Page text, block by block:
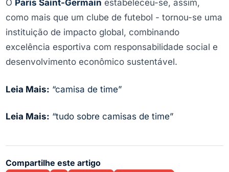
O Paris Saint-Germain estabeleceu-se, assim,
como mais que um clube de futebol - tornou-se uma
instituição de impacto global, combinando
excelência esportiva com responsabilidade social e
desenvolvimento econômico sustentável.
Leia Mais: “camisa de time”
Leia Mais: “tudo sobre camisas de time”
Compartilhe este artigo